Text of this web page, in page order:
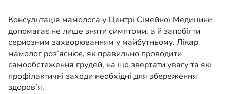
Консультація мамолога у Центрі Сімейної Медицини
допомагає не лише зняти симптоми, а й запобігти
серйозним захворюванням у майбутньому. Лікар
мамолог роз’яснює, як правильно проводити
самообстеження грудей, на що звертати увагу та які
профілактичні заходи необхідні для збереження
здоров’я.